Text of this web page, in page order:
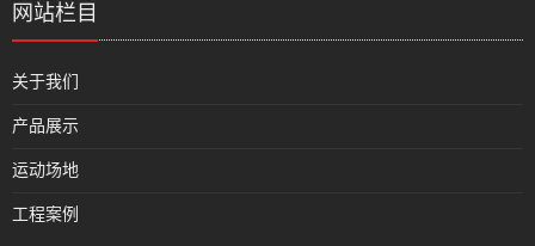
网站栏目
关于我们
产品展示
运动场地
工程案例